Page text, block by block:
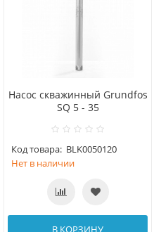
Насос скважинный Grundfos
SQ 5 - 35
Код товара: BLK0050120
Нет в наличии